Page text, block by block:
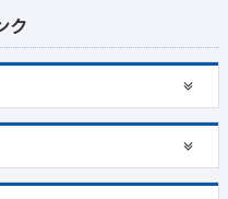
ク